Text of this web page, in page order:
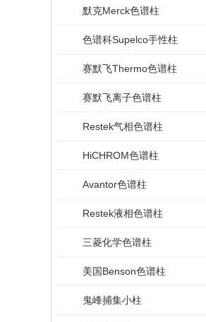
默克Merck色谱柱
色谱科Supelco手性柱
赛默飞Thermo色谱柱
赛默飞离子色谱柱
Restek气相色谱柱
HiCHROM色谱柱
Avantor色谱柱
Restek液相色谱柱
三菱化学色谱柱
美国Benson色谱柱
鬼峰捕集小柱